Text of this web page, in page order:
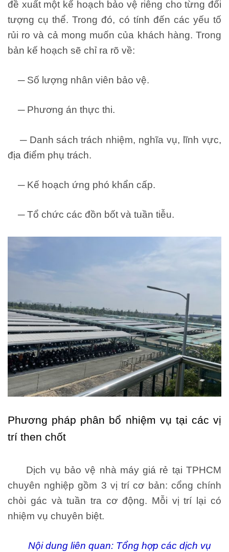
đề xuất một kế hoạch bảo vệ riêng cho từng đối
tượng cụ thể. Trong đó, có tính đến các yếu tố
rủi ro và cả mong muốn của khách hàng. Trong
bản kế hoạch sẽ chỉ ra rõ về:
─ Số lượng nhân viên bảo vệ.
─ Phương án thực thi.
─ Danh sách trách nhiệm, nghĩa vụ, lĩnh vực,
địa điểm phụ trách.
─ Kế hoạch ứng phó khẩn cấp.
─ Tổ chức các đồn bốt và tuần tiễu.
Phương pháp phân bổ nhiệm vụ tại các vị
trí then chốt
Dịch vụ bảo vệ nhà máy giá rẻ tại TPHCM
chuyên nghiệp gồm 3 vị trí cơ bản: cổng chính
chòi gác và tuần tra cơ động. Mỗi vị trí lại có
nhiệm vụ chuyên biệt.
Nội dung liên quan: Tổng hợp các dịch vụ